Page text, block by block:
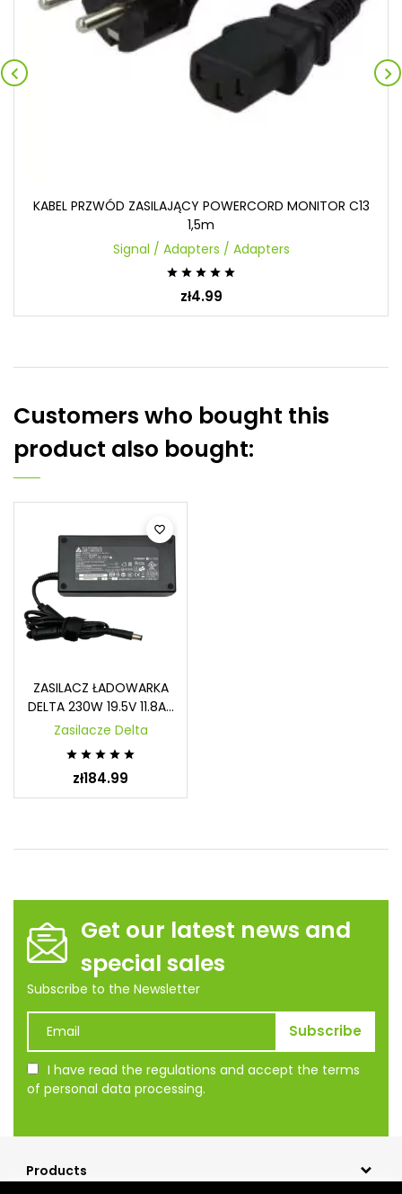

KABEL PRZWÓD ZASILAJĄCY POWERCORD MONITOR C13
1,5m
Signal / Adapters / Adapters
    
zł4.99

Customers who bought this
product also bought:

ZASILACZ ŁADOWARKA
DELTA 230W 19.5V 11.8A...
Zasilacze Delta
    
zł184.99
Get our latest news and
special sales
Subscribe to the Newsletter
I have read the regulations and accept the terms
of personal data processing.
Products